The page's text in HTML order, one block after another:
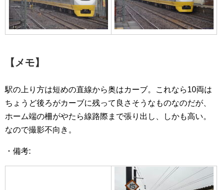
【メモ】
駅の上り方は短めの直線から奥はカーブ。これなら10両は
ちょうど後ろがカーブに残って良さそうなものなのだが、
ホーム端の柵がやたら線路際まで張り出し、しかも高い。
なので撮影不向き。
・備考: